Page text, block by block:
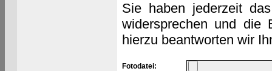
Sie haben jederzeit
widersprechen und die
hierzu beantworten wir
Fotodatei: